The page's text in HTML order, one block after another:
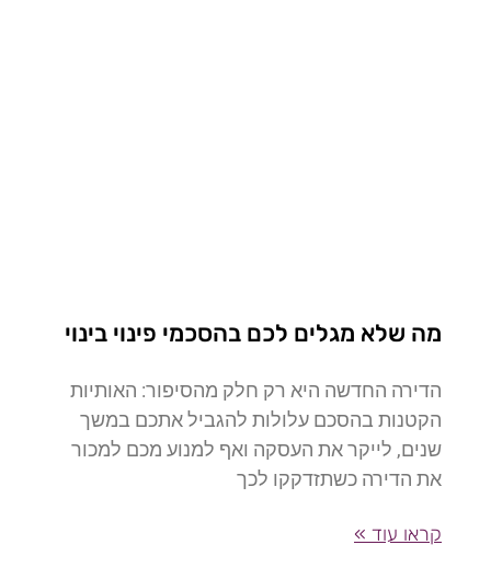
מה שלא מגלים לכם בהסכמי פינוי בינוי
הדירה החדשה היא רק חלק מהסיפור: האותיות
הקטנות בהסכם עלולות להגביל אתכם במשך
שנים, לייקר את העסקה ואף למנוע מכם למכור
את הדירה כשתזדקקו לכך
קראו עוד »